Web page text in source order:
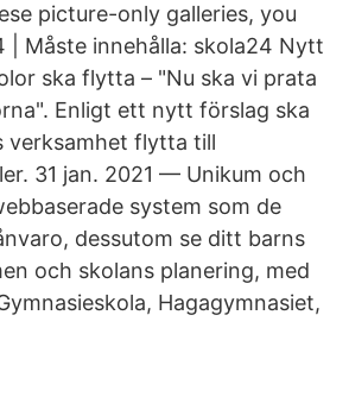
picture-only galleries, you​
‎| Måste innehålla: skola24 Nytt
ska flytta – "Nu ska vi prata
Enligt ett nytt förslag ska
verksamhet flytta till
31 jan. 2021 — Unikum och
system som de
dessutom se ditt barns
och skolans planering, med
Hagagymnasiet,